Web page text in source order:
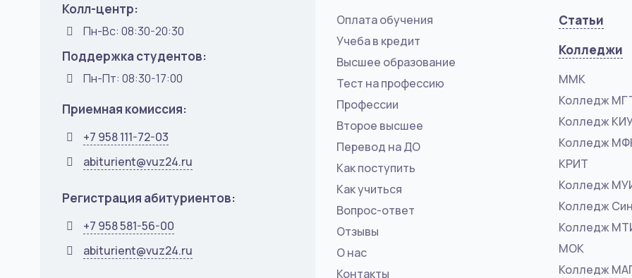
Колл-центр:
Пн-Вс: 08:30-20:30
Поддержка студентов:
Пн-Пт: 08:30-17:00
Приемная комиссия:
+7 958 111-72-03
abiturient@vuz24.ru
Регистрация абитуриентов:
+7 958 581-56-00
abiturient@vuz24.ru
Оплата обучения
Учеба в кредит
Высшее образование
Тест на профессию
Профессии
Второе высшее
Перевод на ДО
Как поступить
Как учиться
Вопрос-ответ
Отзывы
О нас
Контакты
Статьи
Колледжи
ММК
Колледж
Колледж
Колледж
КРИТ
Колледж
Колледж
Колледж
МОК
Колледж